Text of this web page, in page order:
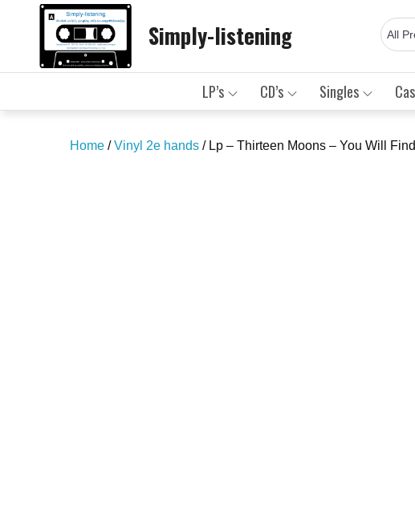
Simply-listening
LP’s CD’s Singles
Home /Vinyl 2e hands / Lp – Thirteen Moons – You Will